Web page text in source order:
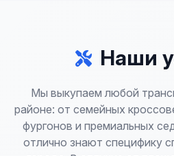
Наши
Мы выкупаем любой
районе: от семейных
фургонов и премиальных
отлично знают специфику